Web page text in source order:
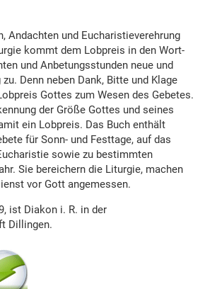
Andachten und Eucharistieverehrung
kommt dem Lobpreis in den Wort-
und Anbetungsstunden neue und
Denn neben Dank, Bitte und Klage
Gottes zum Wesen des Gebetes.
der Größe Gottes und seines
ein Lobpreis. Das Buch enthält
für Sonn- und Festtage, auf das
sowie zu bestimmten
Sie bereichern die Liturgie, machen
vor Gott angemessen.
ist Diakon i. R. in der
Dillingen.